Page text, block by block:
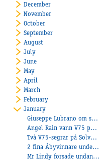
December
November
October
September
August
July
June
May
April
March
February
January
Giuseppe Lubrano om sin andelshäst Sandsjöns Wilma
Angel Rain vann V75 på Bergsåker
Två V75-segrar på Solvalla!
2 fina Åbyvinnare under onsdagen!
Mr Lindy forsade undan från spets på Jägers!